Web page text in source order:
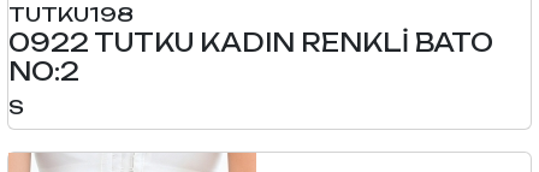
TUTKU198
0922 TUTKU KADIN RENKLİ BATO
NO:2
S